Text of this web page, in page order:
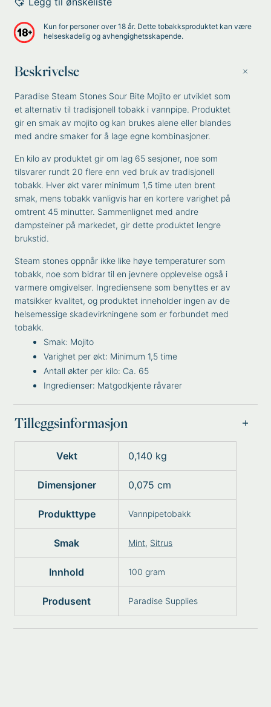
Kun for personer over 18 år. Dette tobakksproduktet kan være
helseskadelig og avhengighetsskapende.
Beskrivelse
Paradise Steam Stones Sour Bite Mojito er utviklet som
et alternativ til tradisjonell tobakk i vannpipe. Produktet
gir en smak av mojito og kan brukes alene eller blandes
med andre smaker for å lage egne kombinasjoner.
En kilo av produktet gir om lag 65 sesjoner, noe som
tilsvarer rundt 20 flere enn ved bruk av tradisjonell
tobakk. Hver økt varer minimum 1,5 time uten brent
smak, mens tobakk vanligvis har en kortere varighet på
omtrent 45 minutter. Sammenlignet med andre
dampsteiner på markedet, gir dette produktet lengre
brukstid.
Steam stones oppnår ikke like høye temperaturer som
tobakk, noe som bidrar til en jevnere opplevelse også i
varmere omgivelser. Ingrediensene som benyttes er av
matsikker kvalitet, og produktet inneholder ingen av de
helsemessige skadevirkningene som er forbundet med
tobakk.
Smak: Mojito
Varighet per økt: Minimum 1,5 time
Antall økter per kilo: Ca. 65
Ingredienser: Matgodkjente råvarer
Tilleggsinformasjon
Vekt 0,140 kg
Dimensjoner 0,075 cm
Produkttype Vannpipetobakk
Smak Mint, Sitrus
Innhold 100 gram
Produsent Paradise Supplies